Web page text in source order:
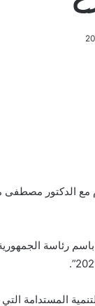
مع الدكتور مصطفى
الجمهورية
المستدامة التي